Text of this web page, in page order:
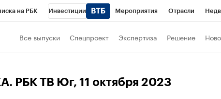
на РБК Инвестиции Мероприятия Отрасли
Франшизы
Все выпуски Спецпроект Экспертиза Решение
РБК ТВ Юг, 11 октября 2023